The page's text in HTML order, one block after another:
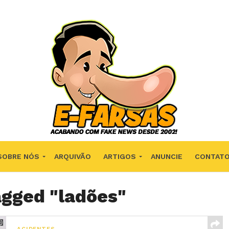
NÓS ARQUIVÃO ARTIGOS ANUNCIE CONTATO
"ladões"